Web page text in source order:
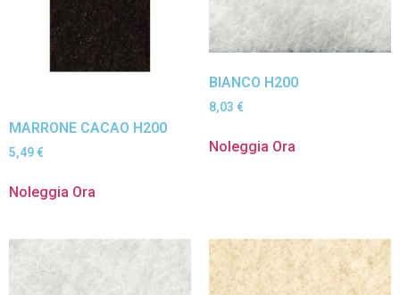
MARRONE CACAO H200
5,49 €
Noleggia Ora
BIANCO H200
8,03 €
Noleggia Ora